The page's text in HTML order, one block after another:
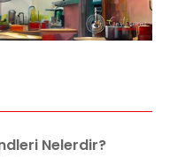
Nelerdir?